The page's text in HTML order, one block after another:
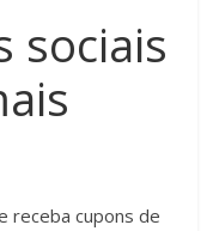
sociais
receba cupons de